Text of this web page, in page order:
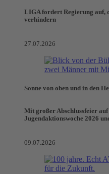
LIGA fordert Regierung auf,
verhindern
27.07.2026
Sonne von oben und in den
Mit großer Abschlussfeier auf
Jugendaktionswoche 2026
09.07.2026